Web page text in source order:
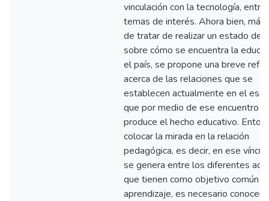
vinculación con la tecnología,
temas de interés. Ahora bien, más
de tratar de realizar un estado del
sobre cómo se encuentra la
el país, se propone una breve
acerca de las relaciones que se
establecen actualmente en el
que por medio de ese encuentro
produce el hecho educativo.
colocar la mirada en la relación
pedagógica, es decir, en ese
se genera entre los diferentes
que tienen como objetivo común el
aprendizaje, es necesario conocer